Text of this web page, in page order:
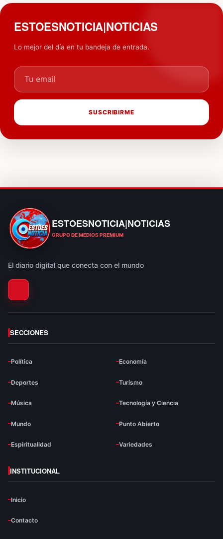
ESTOESNOTICIA|NOTICIAS
Lo mejor del día en tu bandeja de entrada.
Tu email
SUSCRIBIRME
ESTOESNOTICIA|NOTICIAS
ESTOESNOTICIA|NOTICIAS
GRUPO DE MEDIOS PREMIUM
El diario digital que conecta con el mundo
SECCIONES
Política Economía
Deportes Turismo
Música Tecnología y Ciencia
Mundo Punto Abierto
Espiritualidad Variedades
INSTITUCIONAL
Inicio
Contacto